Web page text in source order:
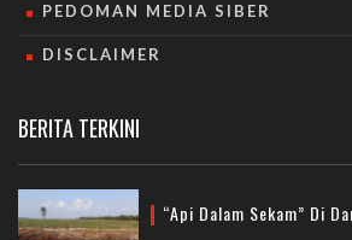
PEDOMAN MEDIA SIBER
DISCLAIMER
BERITA TERKINI
“Api Dalam Sekam” Di